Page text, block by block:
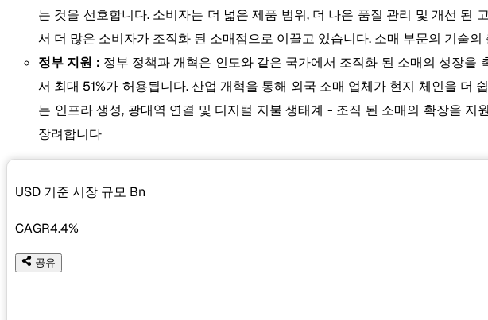
는 것을 선호합니다. 소비자는 더 넓은 제품 범위, 더 나은 품질 관리 및 개선 된
서 더 많은 소비자가 조직화 된 소매점으로 이끌고 있습니다. 소매 부문의 기술
정부 지원 : 정부 정책과 개혁은 인도와 같은 국가에서 조직화 된 소매의 성장
서 최대 51%가 허용됩니다. 산업 개혁을 통해 외국 소매 업체가 현지 체인을
는 인프라 생성, 광대역 연결 및 디지털 지불 생태계 - 조직 된 소매의 확장을
장려합니다
USD 기준 시장 규모 Bn
CAGR4.4%
공유